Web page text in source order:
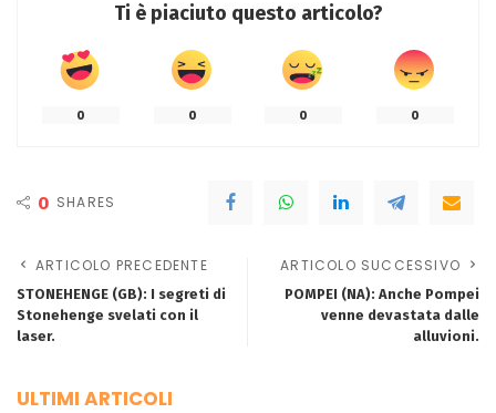
Ti è piaciuto questo articolo?
0 0 0 0
0 SHARES
ARTICOLO PRECEDENTE
STONEHENGE (GB): I segreti di
Stonehenge svelati con il
laser.
ARTICOLO SUCCESSIVO
POMPEI (NA): Anche Pompei
venne devastata dalle
alluvioni.
ULTIMI ARTICOLI